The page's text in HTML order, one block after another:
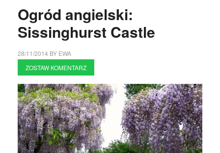
Ogród angielski:
Sissinghurst Castle
28/11/2014 BY EWA
ZOSTAW KOMENTARZ